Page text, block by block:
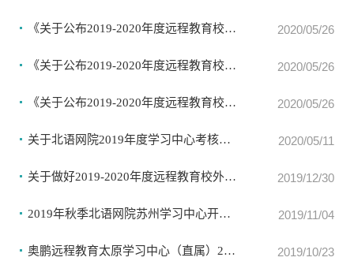
《关于公布2019-2020年度远程教育校外学习中心年检结果的通知》（奥鹏） 2020/05/26
《关于公布2019-2020年度远程教育校外学习中心年检结果的通知》（弘成） 2020/05/26
《关于公布2019-2020年度远程教育校外学习中心年检结果的通知》（直属） 2020/05/26
关于北语网院2019年度学习中心考核评优结果通报 2020/05/11
关于做好2019-2020年度远程教育校外学习中心年检工作的通知 2019/12/30
2019年秋季北语网院苏州学习中心开学典礼 2019/11/04
奥鹏远程教育太原学习中心（直属）2019年秋季开学暨毕业典礼报道 2019/10/23